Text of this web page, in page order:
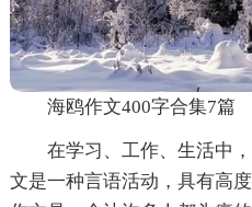
海鸥作文400字合集7篇
在学习、工作、生活中
文是一种言语活动，具有高